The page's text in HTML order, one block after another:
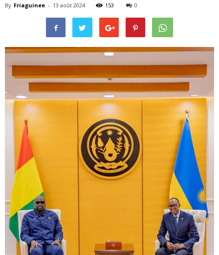
By Friaguinee - 13 août 2024 153 0